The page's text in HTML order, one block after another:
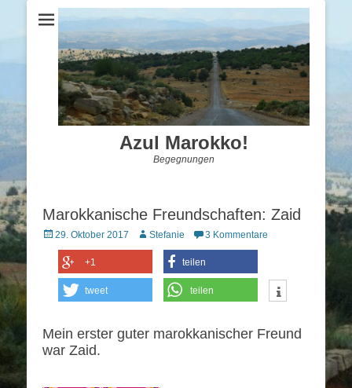
Azul Marokko!
Begegnungen
Marokkanische Freundschaften: Zaid
Posted
29. Oktober 2017 AutorStefanie 3 Kommentare
+1 teilen
tweet teilen
Mein erster guter marokkanischer Freund
war Zaid.